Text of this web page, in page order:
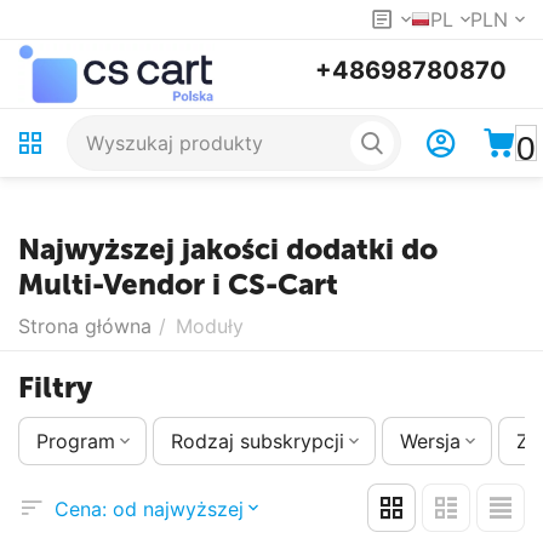
PL PLN
+48698780870
0
Najwyższej jakości dodatki do
Multi-Vendor i CS-Cart
Strona główna / Moduły
Filtry
Program Rodzaj subskrypcji Wersja
Cena: od najwyższej